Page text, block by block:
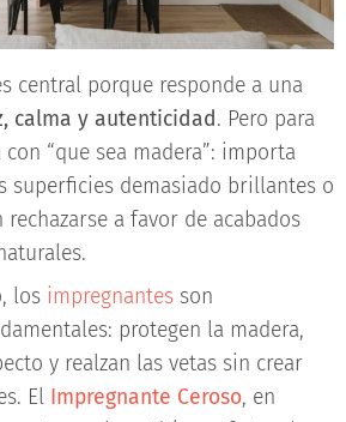
central porque responde a una
calma y autenticidad. Pero para
con “que sea madera”: importa
superficies demasiado brillantes o
a favor de acabados
los impregnantes son
protegen la madera,
y realzan las vetas sin crear
El Impregnante Ceroso, en